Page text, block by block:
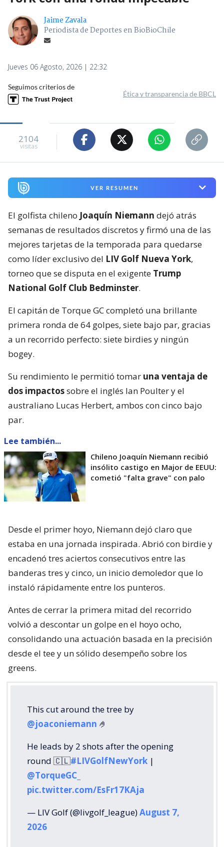
Jaime Zavala
Periodista de Deportes en BioBioChile
Jueves 06 Agosto, 2026 | 22:32
Seguimos criterios de
Ética y transparencia de BBCL
2104
visitas
VER RESUMEN
El golfista chileno Joaquín Niemann dejó atrás
semanas de resultados discretos y firmó una de las
mejores tarjetas de la temporada para quedarse
como líder exclusivo del LIV Golf Nueva York,
torneo que se disputa en el exigente Trump
National Golf Club Bedminster.
El capitán de Torque GC completó una brillante
primera ronda de 64 golpes, siete bajo par, gracias
a un recorrido perfecto: siete birdies y ningún
bogey.
Su rendimiento le permitió tomar una ventaja de
dos impactossobre el inglés Ian Poulter y el
australiano Lucas Herbert, ambos con cinco bajo
par.
Lee también...
Chileno Joaquín Niemann recibió
insólito castigo en Major de EEUU:
cometió "falta grave" con palo
Desde el primer hoyo, Niemann dejó claro que
estaba en una jornada inspirada. Abrió con birdie y
encadenó tres aciertos consecutivos entre las
banderas tres y cinco, un inicio demoledor que lo
instaló rápidamente entre los punteros.
Antes de cerrar la primera mitad del recorrido
volvió a descontar un golpe en el hoyo ocho,
consolidando una actuación basada en la precisión
desde el tee y un sólido desempeño sobre los
greens.
This cut around the tree by
@joaconiemann 🤌
He leads by 2 shots after the opening
round 🇨🇱#LIVGolfNewYork |
@TorqueGC_
pic.twitter.com/EsFr17KAja
— LIV Golf (@livgolf_league)August 7,
2026